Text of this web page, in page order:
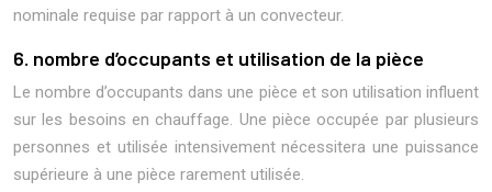
nominale requise par rapport à un convecteur.
6. nombre d’occupants et utilisation de la pièce
Le nombre d’occupants dans une pièce et son utilisation influent
sur les besoins en chauffage. Une pièce occupée par plusieurs
personnes et utilisée intensivement nécessitera une puissance
supérieure à une pièce rarement utilisée.